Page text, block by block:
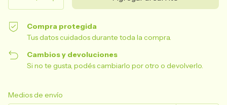
Compra protegida
Tus datos cuidados durante toda la compra.
Cambios y devoluciones
Si no te gusta, podés cambiarlo por otro o devolverlo.
Entregas para el CP:
Medios de envío